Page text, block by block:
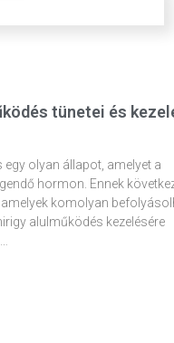
tünetei és
olyan állapot, amelyet a
hormon. Ennek
komolyan
alulműködés kezelésére